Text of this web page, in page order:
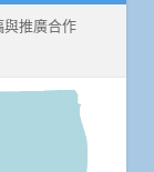
與推廣合作